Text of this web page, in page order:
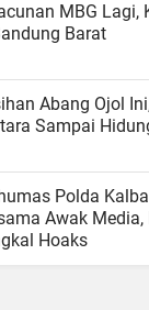
MBG Lagi,
Barat
Abang Ojol
Sampai
Polda
Awak
Hoaks